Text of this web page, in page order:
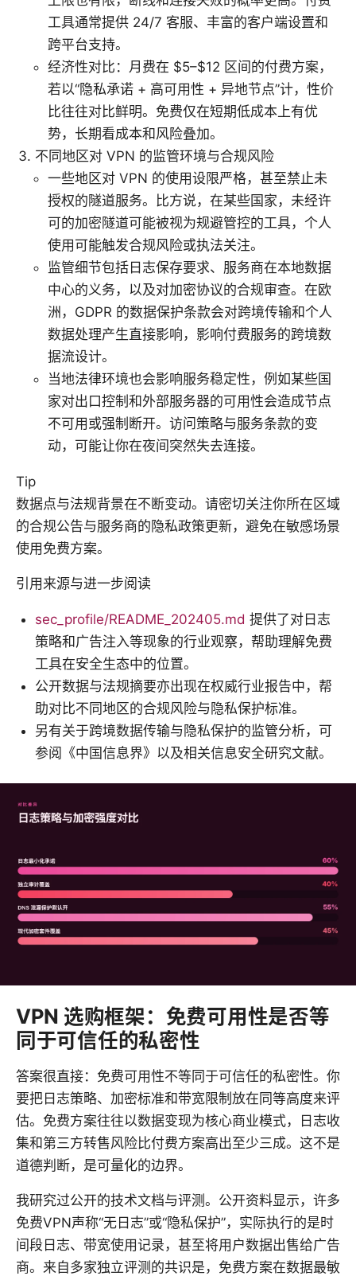
工具通常提供 24/7 客服、丰富的客户端设置和
跨平台支持。
经济性对比：月费在 $5–$12 区间的付费方案，
若以“隐私承诺 + 高可用性 + 异地节点”计，性价
比往往对比鲜明。免费仅在短期低成本上有优
势，长期看成本和风险叠加。
不同地区对 VPN 的监管环境与合规风险
一些地区对 VPN 的使用设限严格，甚至禁止未
授权的隧道服务。比方说，在某些国家，未经许
可的加密隧道可能被视为规避管控的工具，个人
使用可能触发合规风险或执法关注。
监管细节包括日志保存要求、服务商在本地数据
中心的义务，以及对加密协议的合规审查。在欧
洲，GDPR 的数据保护条款会对跨境传输和个人
数据处理产生直接影响，影响付费服务的跨境数
据流设计。
当地法律环境也会影响服务稳定性，例如某些国
家对出口控制和外部服务器的可用性会造成节点
不可用或强制断开。访问策略与服务条款的变
动，可能让你在夜间突然失去连接。
Tip
数据点与法规背景在不断变动。请密切关注你所在区域
的合规公告与服务商的隐私政策更新，避免在敏感场景
使用免费方案。
引用来源与进一步阅读
sec_profile/README_202405.md 提供了对日志
策略和广告注入等现象的行业观察，帮助理解免费
工具在安全生态中的位置。
公开数据与法规摘要亦出现在权威行业报告中，帮
助对比不同地区的合规风险与隐私保护标准。
另有关于跨境数据传输与隐私保护的监管分析，可
参阅《中国信息界》以及相关信息安全研究文献。
VPN 选购框架：免费可用性是否等
同于可信任的私密性
答案很直接：免费可用性不等同于可信任的私密性。你
要把日志策略、加密标准和带宽限制放在同等高度来评
估。免费方案往往以数据变现为核心商业模式，日志收
集和第三方转售风险比付费方案高出至少三成。这不是
道德判断，是可量化的边界。
我研究过公开的技术文档与评测。公开资料显示，许多
免费VPN声称“无日志”或“隐私保护”，实际执行的是时
间段日志、带宽使用记录，甚至将用户数据出售给广告
商。来自多家独立评测的共识是，免费方案在数据最敏